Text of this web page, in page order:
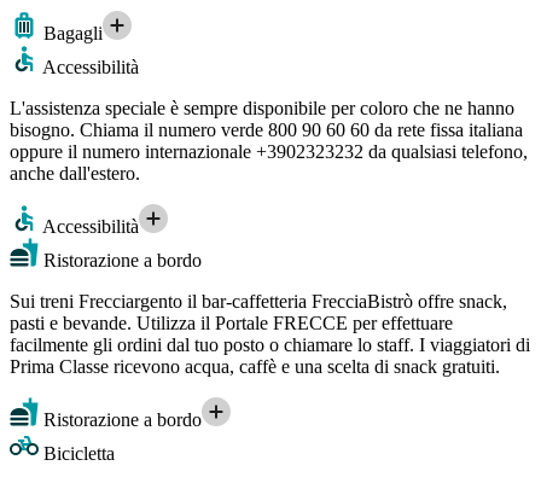
Bagagli
Accessibilità
L'assistenza speciale è sempre disponibile per coloro che ne hanno
bisogno. Chiama il numero verde 800 90 60 60 da rete fissa italiana
oppure il numero internazionale +3902323232 da qualsiasi telefono,
anche dall'estero.
Accessibilità
Ristorazione a bordo
Sui treni Frecciargento il bar-caffetteria FrecciaBistrò offre snack,
pasti e bevande. Utilizza il Portale FRECCE per effettuare
facilmente gli ordini dal tuo posto o chiamare lo staff. I viaggiatori di
Prima Classe ricevono acqua, caffè e una scelta di snack gratuiti.
Ristorazione a bordo
Bicicletta